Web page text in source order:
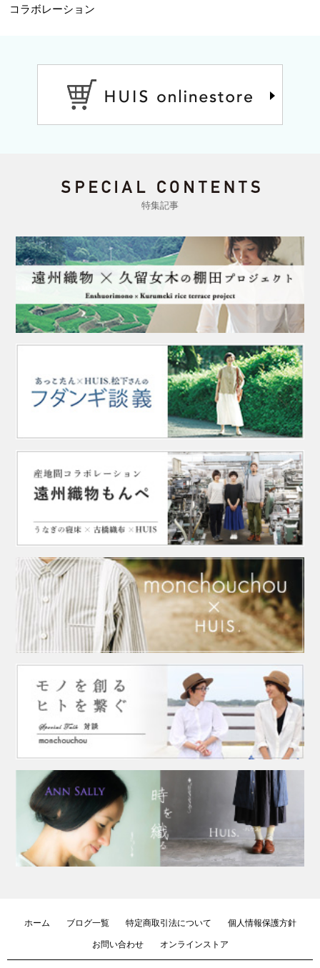
コラボレーション
特集記事
ホーム ブログ一覧 特定商取引法について
個人情報保護方針
お問い合わせ
オンラインストア